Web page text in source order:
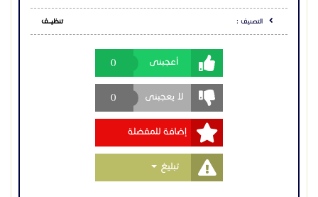
التصنيف : تنظيــــف
أعجبنى 0
لا يعجبنى 0
إضافة للمفضلة
تبليغ Toggle Dropdown